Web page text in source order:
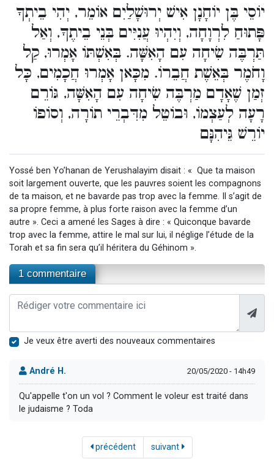
יוֹסֵי בֶּן יוֹחָנָן אִישׁ יְרוּשָׁלַיִם אוֹמֵר, יְהִי בֵיתְךָ
פָּתוּחַ לִרְוָחָה, וְיִהְיוּ עֲנִיִּים בְּנֵי בֵיתֶךָ, וְאַל
תַּרְבֶּה שִׂיחָה עִם הָאִשָּׁה. בְּאִשְׁתּוֹ אָמְרוּ, קַל
וָחֹמֶר בְּאֵשֶׁת חֲבֵרוֹ. מִכָּאן אָמְרוּ חֲכָמִים, כָּל
זְמַן שֶׁאָדָם מַרְבֶּה שִׂיחָה עִם הָאִשָּׁה, גּוֹרֵם
רָעָה לְעַצְמוֹ, וּבוֹטֵל מִדִּבְרֵי תוֹרָה, וְסוֹפוֹ
יוֹרֵשׁ גֵּיהִנָּם
Yossé ben Yo’hanan de Yerushalayim disait : « Que ta maison
soit largement ouverte, que les pauvres soient les compagnons
de ta maison, et ne bavarde pas trop avec la femme. Il s’agit de
sa propre femme, à plus forte raison avec la femme d’un
autre ». Ceci a amené les Sages à dire : « Quiconque bavarde
trop avec la femme, attire le mal sur lui, il néglige l’étude de la
Torah et sa fin sera qu’il héritera du Géhinom ».
1 commentaire
Je veux être averti des nouveaux commentaires
André H. 20/05/2020 - 14h49
Qu'appelle t'on un vol ? Comment le voleur est traité dans
le judaisme ? Toda
précédent suivant